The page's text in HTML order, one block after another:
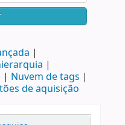
Nuvem de tags
de aquisição